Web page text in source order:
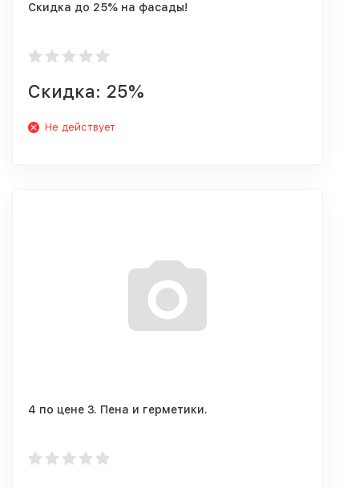
Скидка до 25% на фасады!
Скидка: 25%
Не действует
4 по цене 3. Пена и герметики.